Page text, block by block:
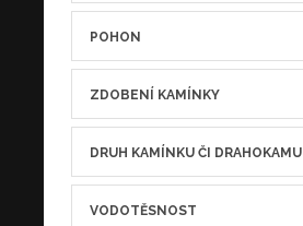
POHON
ZDOBENÍ KAMÍNKY
DRUH KAMÍNKU ČI DRAHOKAMU
VODOTĚSNOST